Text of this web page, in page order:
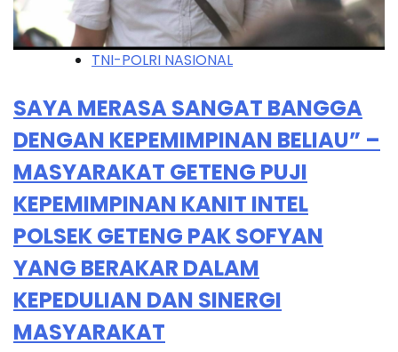
TNI-POLRI NASIONAL
SAYA MERASA SANGAT BANGGA
DENGAN KEPEMIMPINAN BELIAU” –
MASYARAKAT GETENG PUJI
KEPEMIMPINAN KANIT INTEL
POLSEK GETENG PAK SOFYAN
YANG BERAKAR DALAM
KEPEDULIAN DAN SINERGI
MASYARAKAT